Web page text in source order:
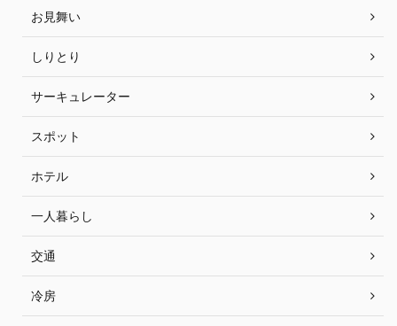
お見舞い
しりとり
サーキュレーター
スポット
ホテル
一人暮らし
交通
冷房